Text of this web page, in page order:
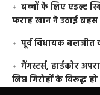
बच्चों के लिए एडल्ट
फराह खान ने उठाई बहस
पूर्व विधायक बलजीत
गैंगस्टर्स, हार्डकोर
लिप्त गिरोहों के विरूद्ध